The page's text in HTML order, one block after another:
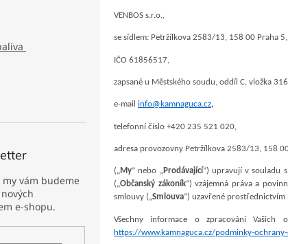
vám budeme
e-shopu.
VENBOS s.r.o.,
se sídlem: Petržílkova 2583/13, 158 00 Praha 5,
IČO 61856517,
zapsané u Městského soudu, oddíl C, vložka
e-mail info@kamnaguca.cz,
telefonní číslo +420 235 521 020,
adresa provozovny Petržílkova 2583/13, 158
(„My” nebo „Prodávající”) upravují v souladu
(„Občanský zákoník“) vzájemná práva a
smlouvy („Smlouva“) uzavřené
Všechny informace o zpracování Vašich
https://www.kamnaguca.cz/podminky-